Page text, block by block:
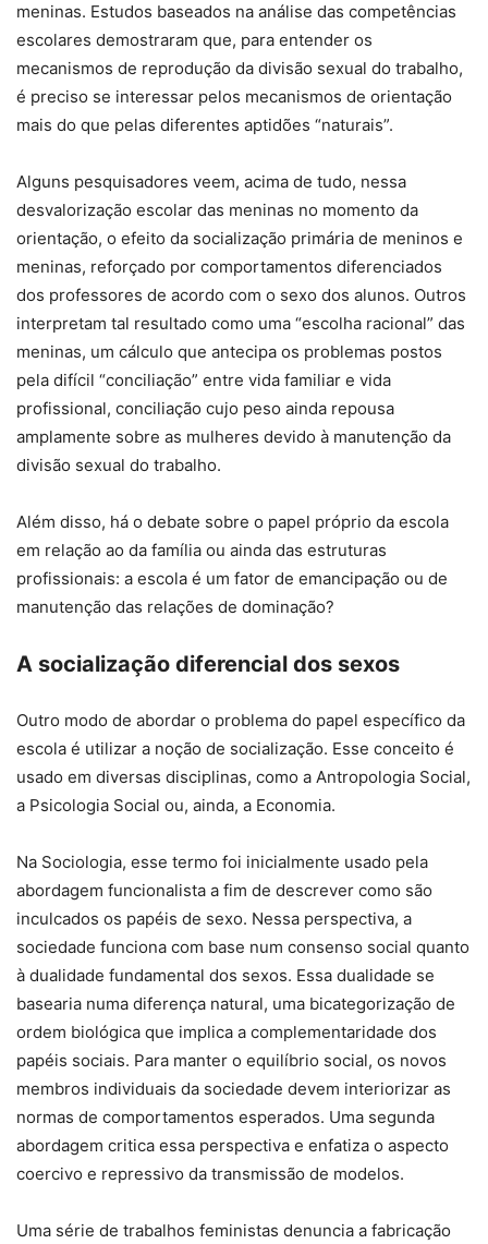
meninas. Estudos baseados na análise das competências
escolares demostraram que, para entender os
mecanismos de reprodução da divisão sexual do trabalho,
é preciso se interessar pelos mecanismos de orientação
mais do que pelas diferentes aptidões “naturais”.
Alguns pesquisadores veem, acima de tudo, nessa
desvalorização escolar das meninas no momento da
orientação, o efeito da socialização primária de meninos e
meninas, reforçado por comportamentos diferenciados
dos professores de acordo com o sexo dos alunos. Outros
interpretam tal resultado como uma “escolha racional” das
meninas, um cálculo que antecipa os problemas postos
pela difícil “conciliação” entre vida familiar e vida
profissional, conciliação cujo peso ainda repousa
amplamente sobre as mulheres devido à manutenção da
divisão sexual do trabalho.
Além disso, há o debate sobre o papel próprio da escola
em relação ao da família ou ainda das estruturas
profissionais: a escola é um fator de emancipação ou de
manutenção das relações de dominação?
A socialização diferencial dos sexos
Outro modo de abordar o problema do papel específico da
escola é utilizar a noção de socialização. Esse conceito é
usado em diversas disciplinas, como a Antropologia Social,
a Psicologia Social ou, ainda, a Economia.
Na Sociologia, esse termo foi inicialmente usado pela
abordagem funcionalista a fim de descrever como são
inculcados os papéis de sexo. Nessa perspectiva, a
sociedade funciona com base num consenso social quanto
à dualidade fundamental dos sexos. Essa dualidade se
basearia numa diferença natural, uma bicategorização de
ordem biológica que implica a complementaridade dos
papéis sociais. Para manter o equilíbrio social, os novos
membros individuais da sociedade devem interiorizar as
normas de comportamentos esperados. Uma segunda
abordagem critica essa perspectiva e enfatiza o aspecto
coercivo e repressivo da transmissão de modelos.
Uma série de trabalhos feministas denuncia a fabricação